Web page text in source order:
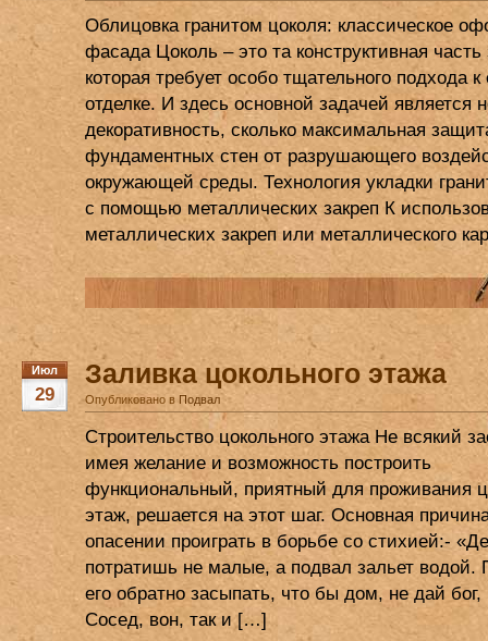
Облицовка гранитом цоколя: классическое
фасада Цоколь – это та конструктивная часть
которая требует особо тщательного подхода к
отделке. И здесь основной задачей является
декоративность, сколько максимальная
фундаментных стен от разрушающего
окружающей среды. Технология укладки
с помощью металлических закреп К
металлических закреп или металлического
Июл
29
Заливка цокольного этажа
Опубликовано в Подвал
Строительство цокольного этажа Не всякий
имея желание и возможность построить
функциональный, приятный для проживания
этаж, решается на этот шаг. Основная
опасении проиграть в борьбе со стихией:-
потратишь не малые, а подвал зальет водой.
его обратно засыпать, что бы дом, не дай бог,
Сосед, вон, так и […]